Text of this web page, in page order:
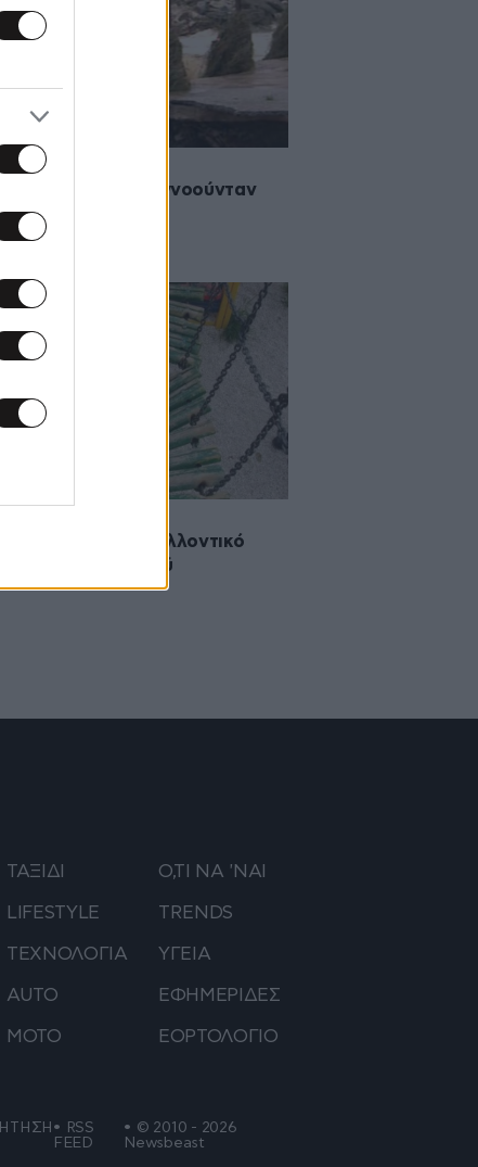
10:12
ο άνδρας που αγνοούνταν
ποταμό
στο Περιβαλλοντικό
Γαλλικού Ποταμού
ΤΑΞΙΔΙ
LIFESTYLE
ΤΕΧΝΟΛΟΓΙΑ
AUTO
ΜΟΤΟ
Ο,ΤΙ ΝΑ 'ΝΑΙ
TRENDS
ΥΓΕΙΑ
ΕΦΗΜΕΡΙΔΕΣ
ΕΟΡΤΟΛΟΓΙΟ
RSS
FEED
© 2010 - 2026
Newsbeast